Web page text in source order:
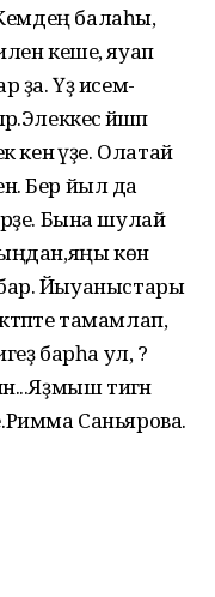
Кемдең балаһы,
кеше, яуап
ҙа. Үҙ исем-
йәшәп
кенә үҙе. Олатай
Бер йыл да
Бына шулай
көн
бар. Йыуаныстары
тамамлап,
барһа ул, ә?
тигән
Саньярова.